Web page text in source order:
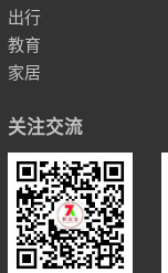
出行
教育
家居
关注交流